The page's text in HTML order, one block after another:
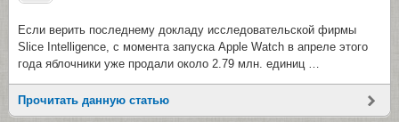
Если верить последнему докладу исследовательской фирмы
Slice Intelligence, с момента запуска Apple Watch в апреле этого
года яблочники уже продали около 2.79 млн. единиц …
Прочитать данную статью